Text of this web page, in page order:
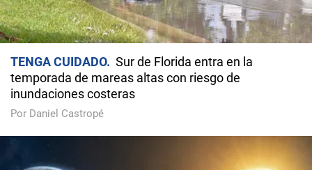
TENGA CUIDADO
Sur de Florida entra en la
temporada de mareas altas con riesgo de
inundaciones costeras
Por Daniel Castropé